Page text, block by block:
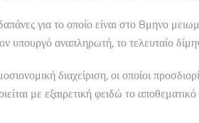
για το οποίο είναι στο 8μηνο
υπουργό αναπληρωτή, το τελευταίο
διαχείριση, οι οποίοι
με εξαιρετική φειδώ το